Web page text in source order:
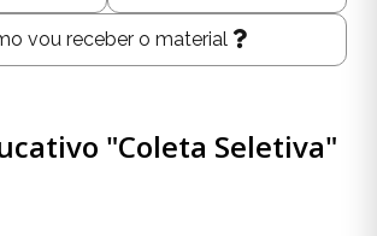
vou receber o material
"Coleta Seletiva"